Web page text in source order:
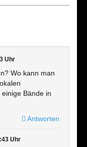
Uhr
Wo kann man
Bände in
Antworten
Uhr